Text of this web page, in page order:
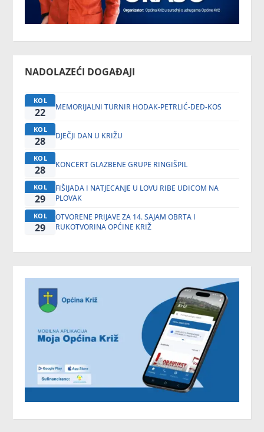
NADOLAZEĆI DOGAĐAJI
KOL
22 MEMORIJALNI TURNIR HODAK-PETRLIĆ-DED-KOS
KOL
28 DJEČJI DAN U KRIŽU
KOL
28 KONCERT GLAZBENE GRUPE RINGIŠPIL
KOL
29
FIŠIJADA I NATJECANJE U LOVU RIBE UDICOM NA
PLOVAK
KOL
29
OTVORENE PRIJAVE ZA 14. SAJAM OBRTA I
RUKOTVORINA OPĆINE KRIŽ